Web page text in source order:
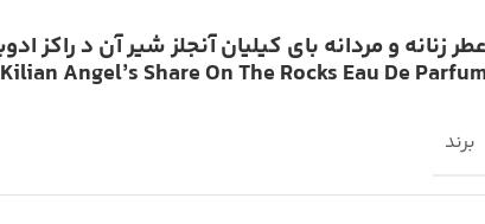
Kilian Angel’s Share On The Rocks Eau De
برند